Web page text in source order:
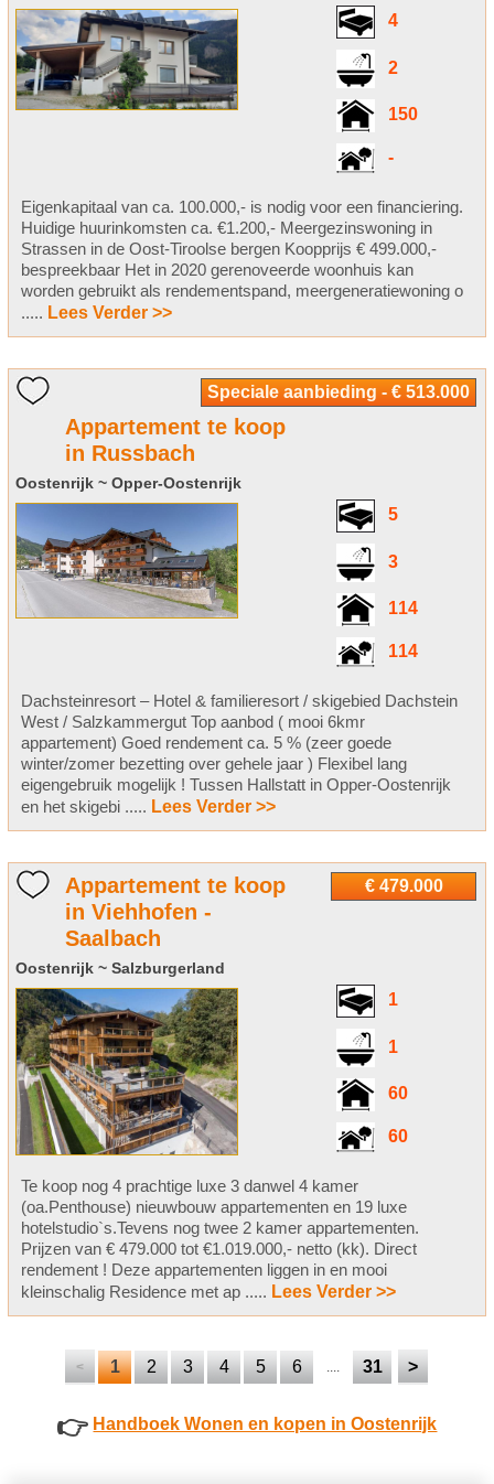
4
2
150
-
Eigenkapitaal van ca. 100.000,- is nodig voor een financiering.
Huidige huurinkomsten ca. €1.200,- Meergezinswoning in
Strassen in de Oost-Tiroolse bergen Koopprijs € 499.000,-
bespreekbaar Het in 2020 gerenoveerde woonhuis kan
worden gebruikt als rendementspand, meergeneratiewoning o
..... Lees Verder >>
Speciale aanbieding - € 513.000
Appartement te koop
in Russbach
Oostenrijk ~ Opper-Oostenrijk
5
3
114
114
Dachsteinresort – Hotel & familieresort / skigebied Dachstein
West / Salzkammergut Top aanbod ( mooi 6kmr
appartement) Goed rendement ca. 5 % (zeer goede
winter/zomer bezetting over gehele jaar ) Flexibel lang
eigengebruik mogelijk ! Tussen Hallstatt in Opper-Oostenrijk
en het skigebi ..... Lees Verder >>
€ 479.000
Appartement te koop
in Viehhofen -
Saalbach
Oostenrijk ~ Salzburgerland
1
1
60
60
Te koop nog 4 prachtige luxe 3 danwel 4 kamer
(oa.Penthouse) nieuwbouw appartementen en 19 luxe
hotelstudio`s.Tevens nog twee 2 kamer appartementen.
Prijzen van € 479.000 tot €1.019.000,- netto (kk). Direct
rendement ! Deze appartementen liggen in en mooi
kleinschalig Residence met ap ..... Lees Verder >>
< 1 2 3 4 5 6 .... 31 >
👉 Handboek Wonen en kopen in Oostenrijk